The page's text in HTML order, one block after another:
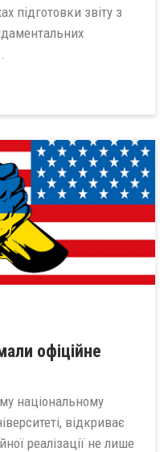
підготовки звіту з
офіційне
національному
відкриває
реалізації не лише